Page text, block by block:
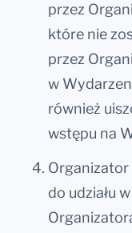
przez
które nie
przez
w
również
wstępu na
do udziału